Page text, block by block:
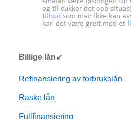
Billige lån↙
Refinansiering av forbrukslån
Raske lån
Fullfinansiering